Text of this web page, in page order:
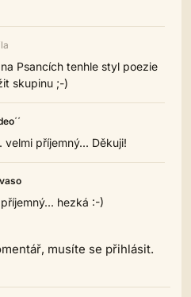
Psancích tenhle styl poezie
skupinu ;-)
velmi příjemný... Děkuji!
hezká :-)
musíte se přihlásit.